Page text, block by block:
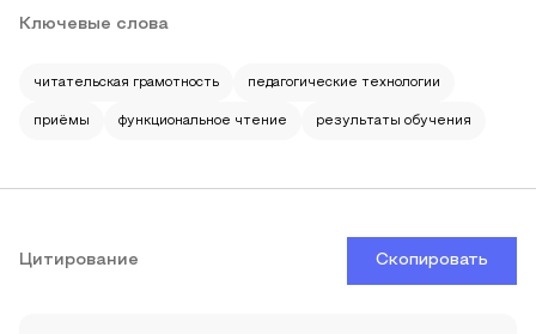
Ключевые слова
читательская грамотность педагогические технологии
приёмы функциональное чтение результаты обучения
Цитирование Скопировать